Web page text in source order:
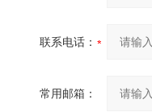
联系电话：
常用邮箱：